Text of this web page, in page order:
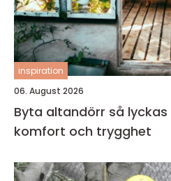
inspiration
06. August 2026
Byta altandörr så lyckas man med ljus,
komfort och trygghet